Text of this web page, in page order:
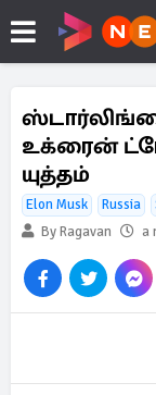
உக்ரைன்
யுத்தம்
Elon Musk Russia
By Ragavan
a